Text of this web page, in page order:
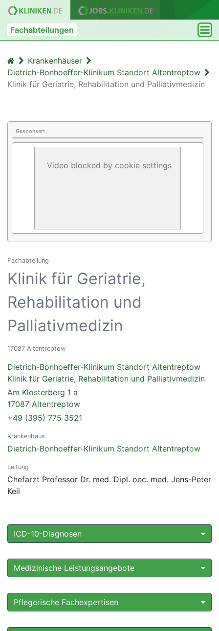
Fachabteilungen
Krankenhäuser
Dietrich-Bonhoeffer-Klinikum Standort Altentreptow
Klinik für Geriatrie, Rehabilitation und Palliativmedizin
Gesponsert
Video blocked by cookie settings
Fachabteilung
Klinik für Geriatrie,
Rehabilitation und
Palliativmedizin
17087 Altentreptow
Dietrich-Bonhoeffer-Klinikum Standort Altentreptow
Klinik für Geriatrie, Rehabilitation und Palliativmedizin
Am Klosterberg 1 a
17087 Altentreptow
+49 (395) 775 3521
Krankenhaus
Dietrich-Bonhoeffer-Klinikum Standort Altentreptow
Leitung
Chefarzt Professor Dr. med. Dipl. oec. med. Jens-Peter
Keil
ICD-10-Diagnosen
Medizinische Leistungsangebote
Pflegerische Fachexpertisen